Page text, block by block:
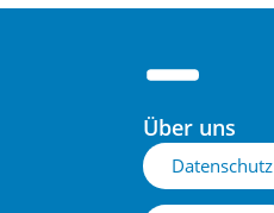
Über uns
Datenschutz